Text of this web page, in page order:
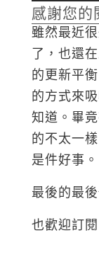
感謝您的
雖然最近
了，也還
的更新平
的方式來
知道。畢
的不太一
是件好事。
最後的最
也歡迎訂